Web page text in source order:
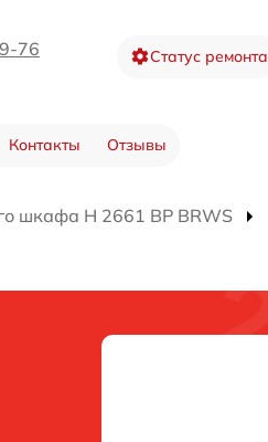
76 Статус ремонта
Контакты Отзывы
шкафа H 2661 BP BRWS